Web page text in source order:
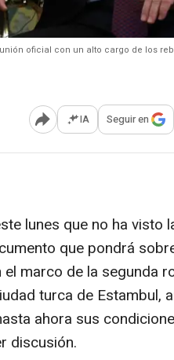
oficial con un alto cargo de los
Abrir opciones para
IA Seguir en
lunes que no ha visto
que pondrá
marco de la segunda
turca de Estambul,
ahora sus
discusión.